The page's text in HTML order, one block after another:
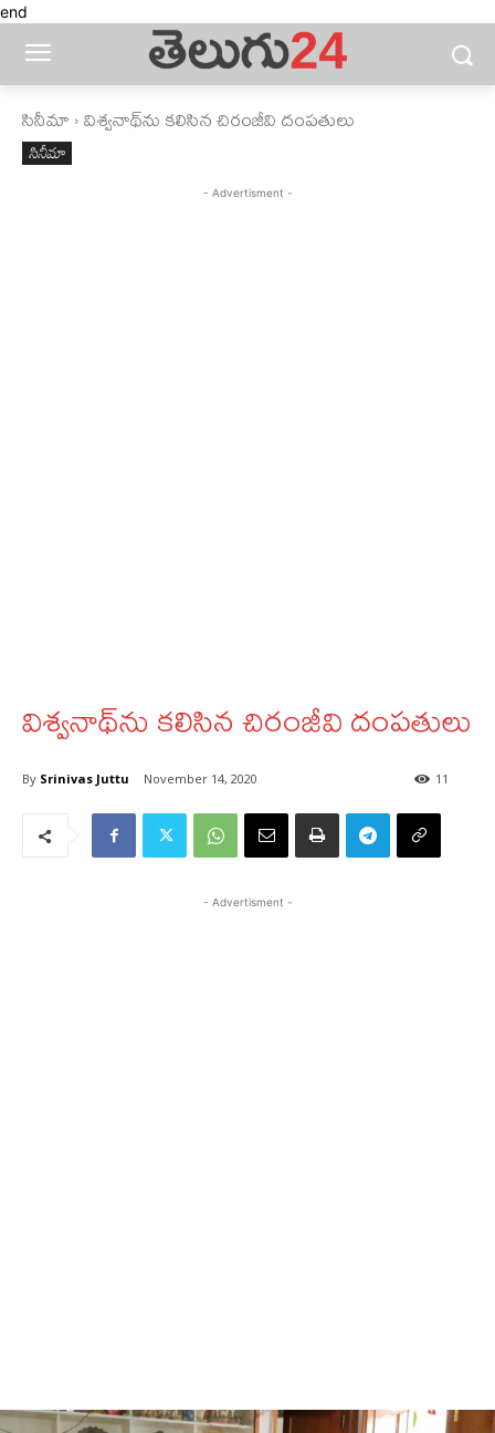
end
సినీమా విశ్వనాథ్‌ను కలిసిన చిరంజీవి దంపతులు
సినీమా
- Advertisment -
విశ్వనాథ్‌ను కలిసిన చిరంజీవి దంపతులు
By Srinivas Juttu November 14, 2020 11
- Advertisment -